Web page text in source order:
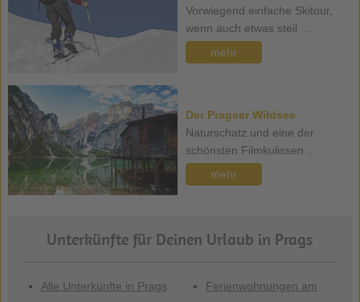
Vorwiegend einfache Skitour,
wenn auch etwas steil ...
mehr
Der Pragser Wildsee
Naturschatz und eine der
schönsten Filmkulissen ...
mehr
Unterkünfte für Deinen Urlaub in Prags
Alle Unterkünfte in Prags
Ferienwohnungen am